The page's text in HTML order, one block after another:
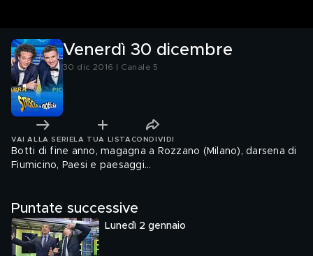
Venerdì 30 dicembre
30 dic 2016 | Canale 5
VAI ALLA SERIE LA TUA LISTA CONDIVIDI
Botti di fine anno, magagna a Rozzano (Milano), darsena di
Fiumicino, Paesi e paesaggi...
Puntate successive
Lunedì 2 gennaio